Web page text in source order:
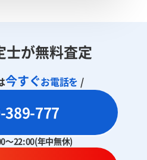
士が無料査定
今すぐお電話を /
389-777
～22:00(年中無休)